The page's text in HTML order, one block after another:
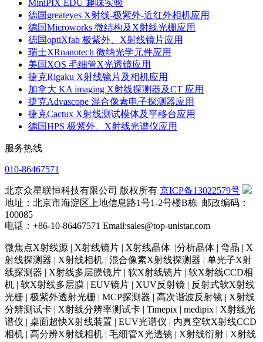
MiniPIX EDU 趣味实验
德国greateyes X射线-极紫外-近红外相机应用
德国Microworks 微结构及X射线光栅应用
德国optiXfab 极紫外、X射线镜片应用
瑞士XRnanotech 微纳光学元件应用
美国XOS 毛细管X光透镜应用
捷克Rigaku X射线镜片及相机应用
加拿大 KA imaging X射线探测器及CT 应用
捷克Advascope 混合像素电子探测器应用
捷克Cactux X射线测试模体及平移台应用
德国HPS 极紫外、X射线光谱仪应用
服务热线
010-86467571
北京众星联恒科技有限公司 版权所有 京ICP备13022579号
地址：北京市海淀区上地信息路1号1-2号楼B栋 邮政编码：
100085
电话：+86-10-86467571 Email:sales@top-unistar.com
微焦点X射线源 | X射线镜片 | X射线晶体 |分析晶体 | 弯晶 | X
射线探测器 | X射线相机 | 混合像素X射线探测器 | 单光子X射
线探测器 | X射线多层膜镜片 | 软X射线镜片 | 软X射线CCD相
机 | 软X射线多层膜 | EUV镜片 | XUV反射镜 | 反射式软X射线
光栅 | 极紫外透射光栅 | MCP探测器 | 高次谐波反射镜 | X射线
分辨测试卡 | X射线分辨率测试卡 | Timepix | medipix | X射线光
谱仪 | 桌面超快X射线装置 | EUV光谱仪 | 内真空软X射线CCD
相机 | 高分辨X射线相机 | 毛细管X光透镜 | X射线衍射 | X射线